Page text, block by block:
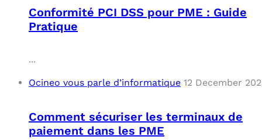
Conformité PCI DSS pour PME : Guide
Pratique
...
Ocineo vous parle d’informatique 12 December
Comment sécuriser les terminaux de
paiement dans les PME